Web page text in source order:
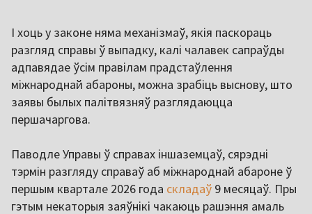
І хоць у законе няма механізмаў, якія паскораць
разгляд справы ў выпадку, калі чалавек сапраўды
адпавядае ўсім правілам прадстаўлення
міжнароднай абароны, можна зрабіць выснову, што
заявы былых палітвязняў разглядаюцца
першачаргова.
Паводле Управы ў справах іншаземцаў, сярэдні
тэрмін разгляду справаў аб міжнароднай абароне ў
першым квартале 2026 года складаў 9 месяцаў. Пры
гэтым некаторыя заяўнікі чакаюць рашэння амаль